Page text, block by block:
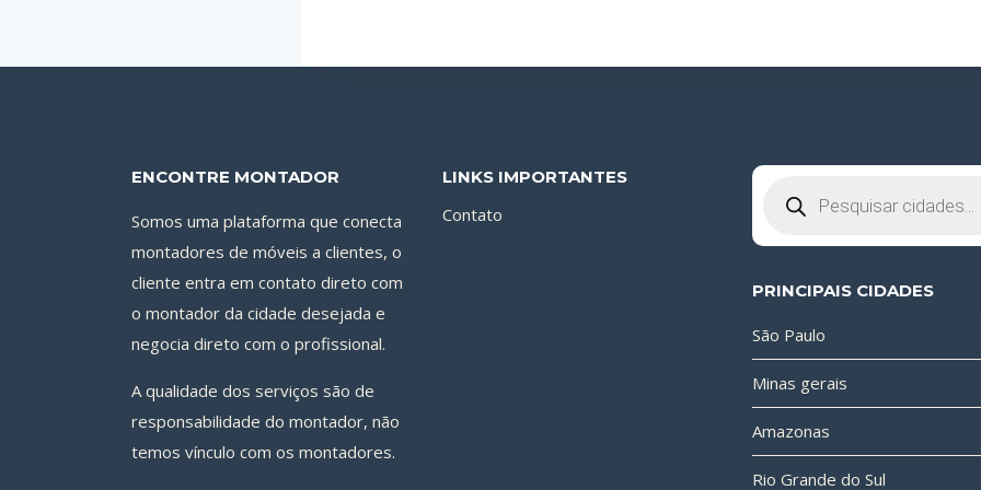
ENCONTRE MONTADOR
Somos uma plataforma que conecta
montadores de móveis a clientes, o
cliente entra em contato direto com
o montador da cidade desejada e
negocia direto com o profissional.
A qualidade dos serviços são de
responsabilidade do montador, não
temos vínculo com os montadores.
LINKS IMPORTANTES
Contato
produtos
PRINCIPAIS CIDADES
São Paulo
Minas gerais
Amazonas
Rio Grande do Sul